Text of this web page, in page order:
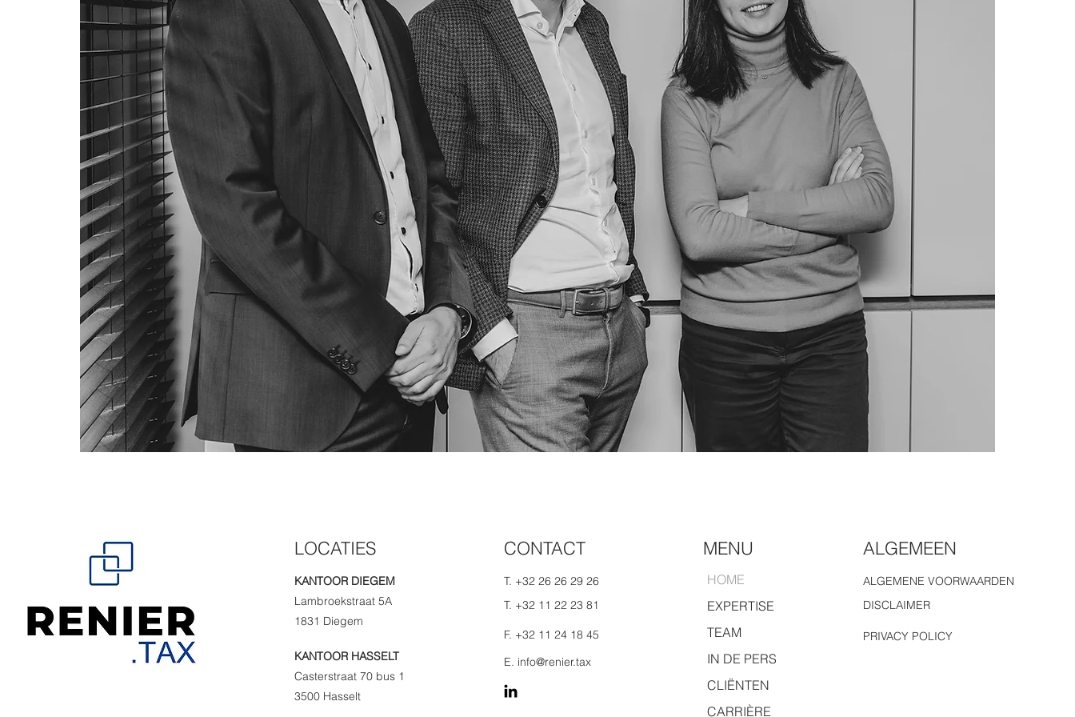
LOCATIES
KANTOOR DIEGEM
Lambroekstraat 5A
1831 Diegem
KANTOOR HASSELT
Casterstraat 70 bus 1
3500 Hasselt
CONTACT
T. +32 26 26 29 26
T. +32 11 22 23 81
F. +32 11 24 18 45
E. info@renier.tax
MENU ALGEMEEN
HOME
EXPERTISE
TEAM
IN DE PERS
CLIËNTEN
CARRIÈRE
ALGEMENE VOORWAARDEN
DISCLAIMER
PRIVACY POLICY